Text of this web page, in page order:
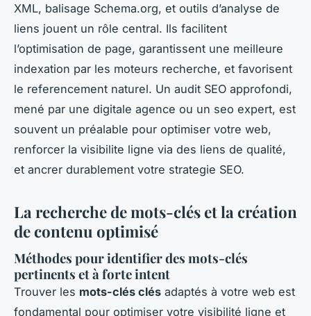
XML, balisage Schema.org, et outils d’analyse de
liens jouent un rôle central. Ils facilitent
l’optimisation de page, garantissent une meilleure
indexation par les moteurs recherche, et favorisent
le referencement naturel. Un audit SEO approfondi,
mené par une digitale agence ou un seo expert, est
souvent un préalable pour optimiser votre web,
renforcer la visibilite ligne via des liens de qualité,
et ancrer durablement votre strategie SEO.
La recherche de mots-clés et la création
de contenu optimisé
Méthodes pour identifier des mots-clés
pertinents et à forte intent
Trouver les mots-clés clés adaptés à votre web est
fondamental pour optimiser votre visibilité ligne et